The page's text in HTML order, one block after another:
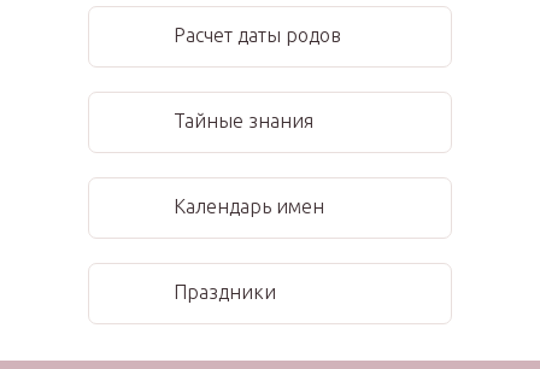
Расчет даты родов
Тайные знания
Календарь имен
Праздники